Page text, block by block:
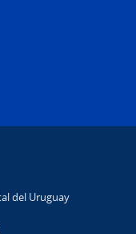
del Uruguay